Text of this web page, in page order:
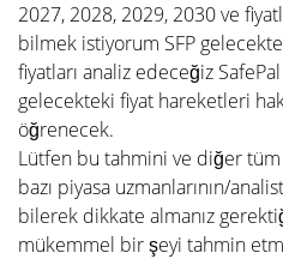
2027, 2028, 2029, 2030 ve
bilmek istiyorum SFP
fiyatları analiz edeceğiz
gelecekteki fiyat hareketleri
öğrenecek.
Lütfen bu tahmini ve diğer
bazı piyasa uzmanlarının/
bilerek dikkate almanız
mükemmel bir şeyi tahmin